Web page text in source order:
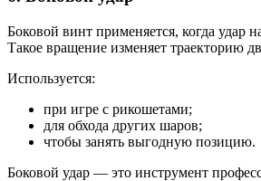
Боковой винт применяется, когда удар
Такое вращение изменяет траекторию
Используется:
при игре с рикошетами;
для обхода других шаров;
чтобы занять выгодную позицию.
Боковой удар — это инструмент